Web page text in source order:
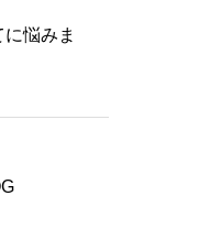
悩みま